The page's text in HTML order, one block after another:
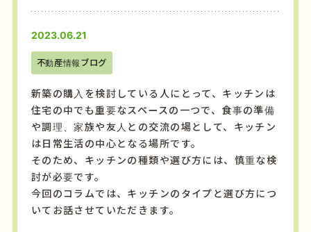
2023.06.21
不動産情報ブログ
新築の購入を検討している人にとって、キッチンは
住宅の中でも重要なスペースの一つで、食事の準備
や調理、家族や友人との交流の場として、キッチン
は日常生活の中心となる場所です。
そのため、キッチンの種類や選び方には、慎重な検
討が必要です。
今回のコラムでは、キッチンのタイプと選び方につ
いてお話させていただきます。